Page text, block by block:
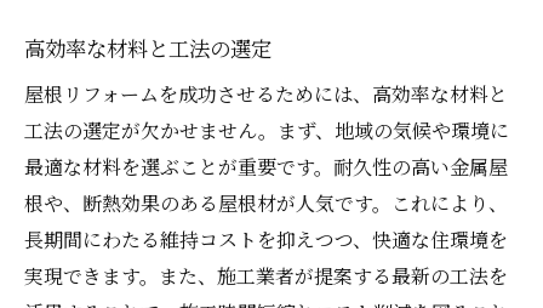
高効率な材料と工法の選定
屋根リフォームを成功させるためには、高効率な材料と
工法の選定が欠かせません。まず、地域の気候や環境に
最適な材料を選ぶことが重要です。耐久性の高い金属屋
根や、断熱効果のある屋根材が人気です。これにより、
長期間にわたる維持コストを抑えつつ、快適な住環境を
実現できます。また、施工業者が提案する最新の工法を